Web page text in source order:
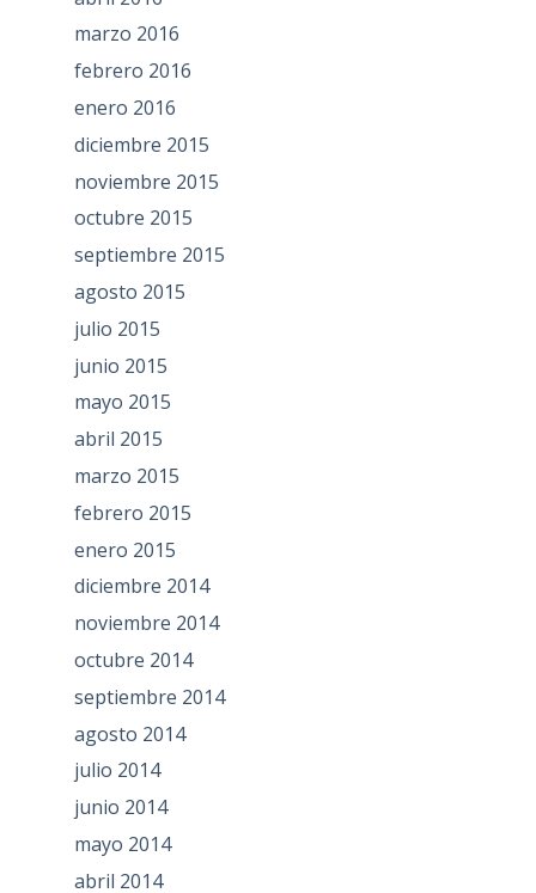
marzo 2016
febrero 2016
enero 2016
diciembre 2015
noviembre 2015
octubre 2015
septiembre 2015
agosto 2015
julio 2015
junio 2015
mayo 2015
abril 2015
marzo 2015
febrero 2015
enero 2015
diciembre 2014
noviembre 2014
octubre 2014
septiembre 2014
agosto 2014
julio 2014
junio 2014
mayo 2014
abril 2014